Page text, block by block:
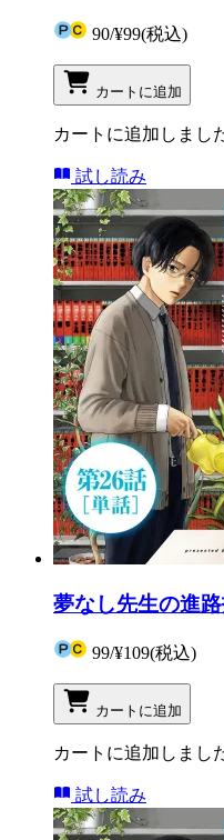
90/¥99(税込)
カートに追加
カートに追加しまし
試し読み
夢なし先生の進
99/¥109(税込)
カートに追加
カートに追加しまし
試し読み